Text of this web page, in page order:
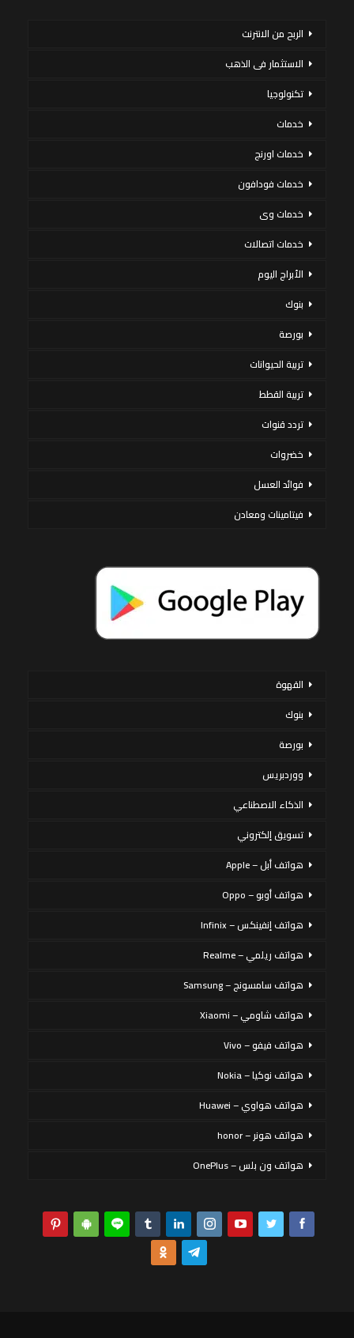
الربح من الانترنت
الاستثمار فى الذهب
تكنولوجيا
خدمات
خدمات اورنج
خدمات فودافون
خدمات وى
خدمات اتصالات
الأبراج اليوم
بنوك
بورصة
تربية الحيوانات
تربية القطط
تردد قنوات
خضروات
فوائد العسل
فيتامينات ومعادن
القهوة
بنوك
بورصة
ووردبريس
الذكاء الاصطناعي
تسويق إلكتروني
هواتف أبل – Apple
هواتف أوبو – Oppo
هواتف إنفينكس – Infinix
هواتف ريلمي – Realme
هواتف سامسونج – Samsung
هواتف شاومي – Xiaomi
هواتف فيفو – Vivo
هواتف نوكيا – Nokia
هواتف هواوي – Huawei
هواتف هونر – honor
هواتف ون بلس – OnePlus